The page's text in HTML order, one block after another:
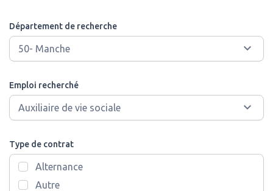
Département de recherche
Emploi recherché
Type de contrat
Alternance
Autre